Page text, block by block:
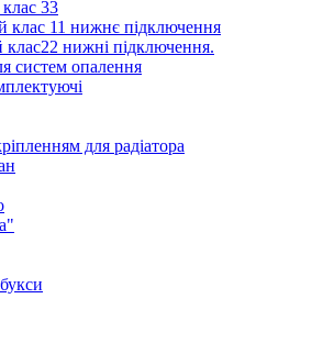
клас 33
клас 11 нижнє підключення
клас22 нижні підключення.
систем опалення
для радіатора